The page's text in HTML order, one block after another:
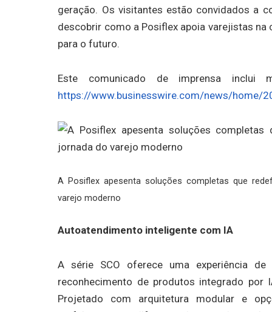
geração. Os visitantes estão convidados a
descobrir como a Posiflex apoia varejistas
para o futuro.
Este comunicado de imprensa inclui
https://www.businesswire.com/news/home/
A Posiflex apesenta soluções completas que
varejo moderno
Autoatendimento inteligente com IA
A série SCO oferece uma experiência
reconhecimento de produtos integrado por
Projetado com arquitetura modular e